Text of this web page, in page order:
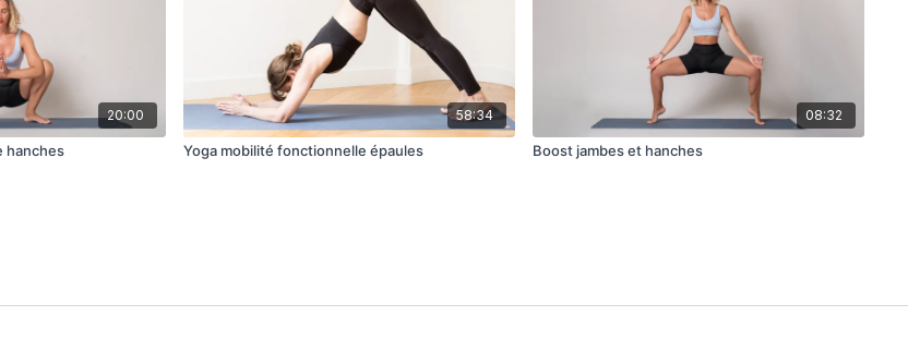
20:00
hanches
58:34
Yoga mobilité fonctionnelle épaules
08:32
Boost jambes et hanches